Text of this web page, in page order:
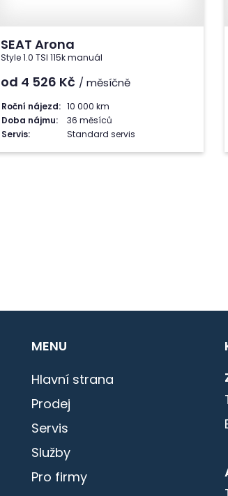
SEAT Arona
Style 1.0 TSI 115k manuál
od 4 526 Kč / měsíčně
Roční nájezd: 10 000 km
Doba nájmu:
36 měsíců
Servis:
Standard servis
MENU
Hlavní strana
Prodej
Servis
Služby
Pro firmy